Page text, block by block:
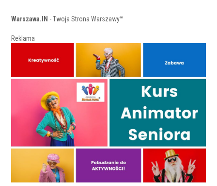
Warszawa.IN - Twoja Strona Warszawy™
Reklama